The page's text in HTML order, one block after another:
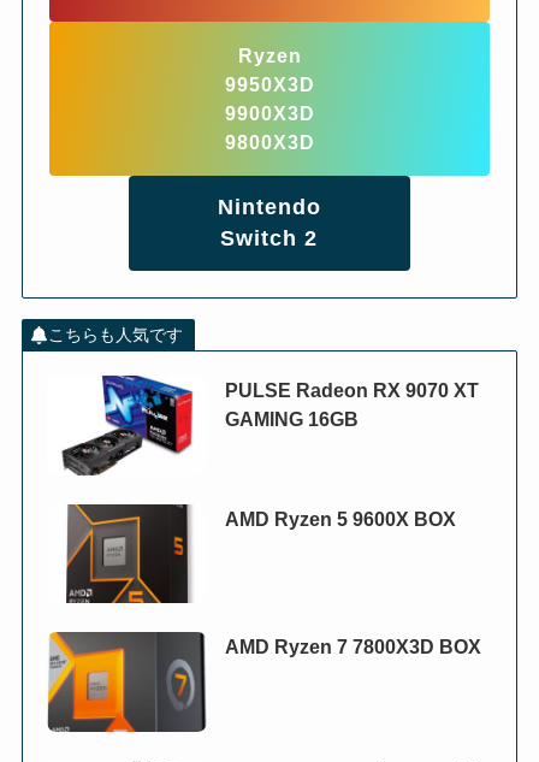
Ryzen
9950X3D
9900X3D
9800X3D
Nintendo
Switch 2
こちらも人気です
PULSE Radeon RX 9070 XT
GAMING 16GB
AMD Ryzen 5 9600X BOX
AMD Ryzen 7 7800X3D BOX